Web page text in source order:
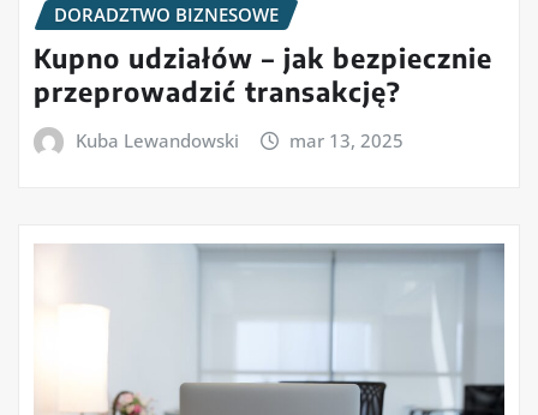
DORADZTWO BIZNESOWE
Kupno udziałów – jak bezpiecznie
przeprowadzić transakcję?
Kuba Lewandowski mar 13, 2025